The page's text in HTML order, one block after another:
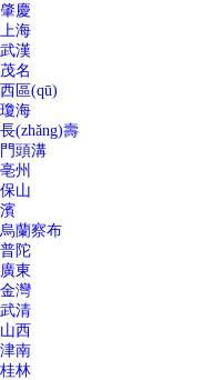
肇慶
上海
武漢
茂名
西區(qū)
瓊海
長(zhǎng)壽
門頭溝
亳州
保山
濱
烏蘭察布
普陀
廣東
金灣
武清
山西
津南
桂林